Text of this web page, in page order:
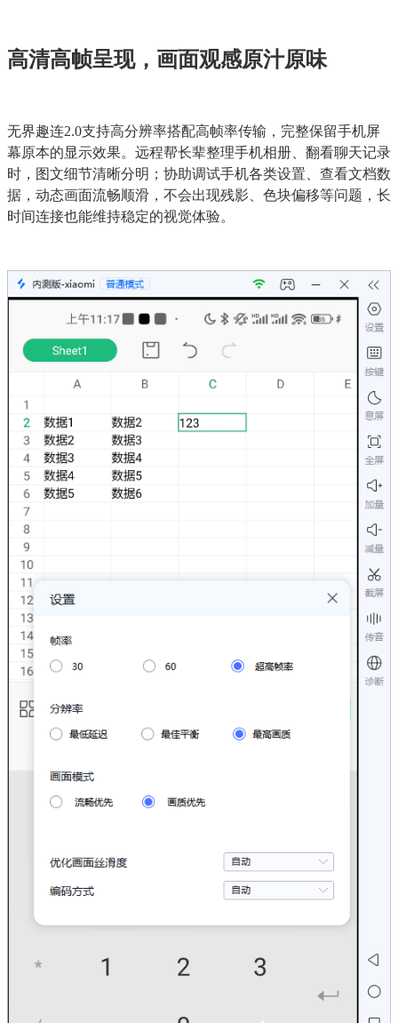
高清高帧呈现，画面观感原汁原味
无界趣连2.0支持高分辨率搭配高帧率传输，完整保留手机屏
幕原本的显示效果。远程帮长辈整理手机相册、翻看聊天记录
时，图文细节清晰分明；协助调试手机各类设置、查看文档数
据，动态画面流畅顺滑，不会出现残影、色块偏移等问题，长
时间连接也能维持稳定的视觉体验。